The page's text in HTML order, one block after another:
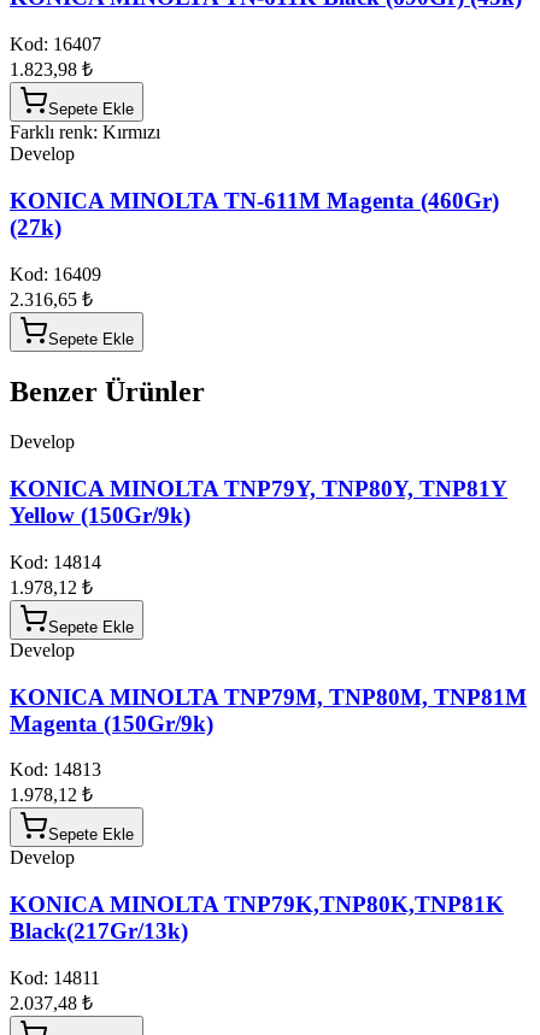
Kod: 16407
1.823,98 ₺
Sepete Ekle
Farklı renk: Kırmızı
Develop
KONICA MINOLTA TN-611M Magenta (460Gr)
(27k)
Kod: 16409
2.316,65 ₺
Sepete Ekle
Benzer Ürünler
Develop
KONICA MINOLTA TNP79Y, TNP80Y, TNP81Y
Yellow (150Gr/9k)
Kod: 14814
1.978,12 ₺
Sepete Ekle
Develop
KONICA MINOLTA TNP79M, TNP80M, TNP81M
Magenta (150Gr/9k)
Kod: 14813
1.978,12 ₺
Sepete Ekle
Develop
KONICA MINOLTA TNP79K,TNP80K,TNP81K
Black(217Gr/13k)
Kod: 14811
2.037,48 ₺